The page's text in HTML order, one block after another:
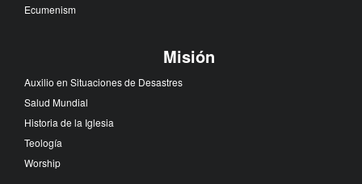
Ecumenism
Misión
Auxilio en Situaciones de Desastres
Salud Mundial
Historia de la Iglesia
Teología
Worship